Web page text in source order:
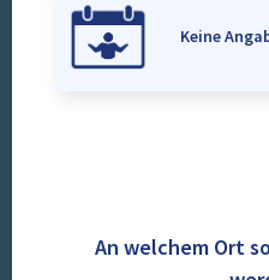
Keine
An welchem Ort